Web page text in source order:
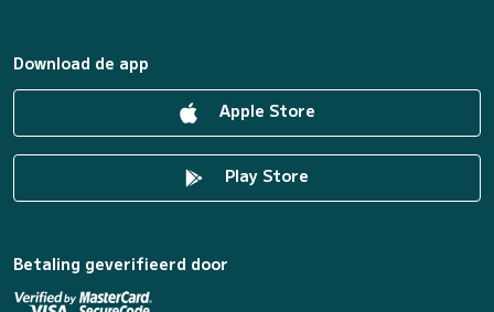
Download de app
Apple Store
Play Store
Betaling geverifieerd door